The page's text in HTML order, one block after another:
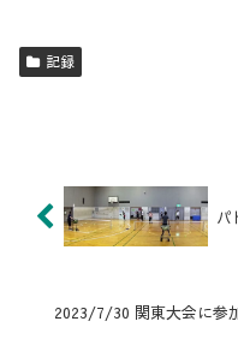
記録
パ
2023/7/30 関東大会に参